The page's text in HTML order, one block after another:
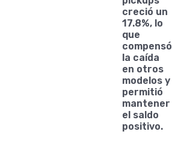
creció un
17.8%, lo
que
compensó
la caída
en otros
modelos y
permitió
mantener
el saldo
positivo.